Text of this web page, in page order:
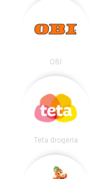
OBI
Teta drogéria